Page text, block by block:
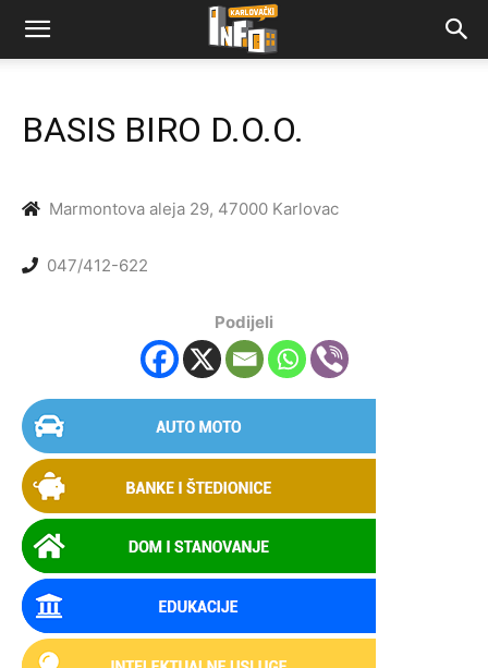
BASIS BIRO D.O.O.
Marmontova aleja 29, 47000 Karlovac
047/412-622
Podijeli